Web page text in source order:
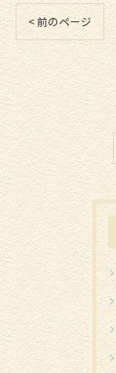
< 前のページ